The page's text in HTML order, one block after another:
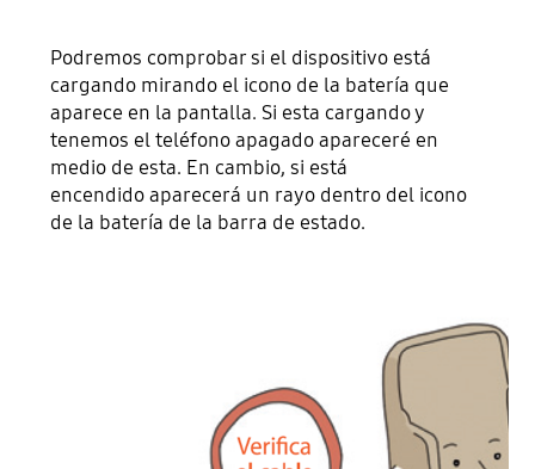
Podremos comprobar si el dispositivo está
cargando mirando el icono de la batería que
aparece en la pantalla. Si esta cargando y
tenemos el teléfono apagado apareceré en
medio de esta. En cambio, si está
encendido aparecerá un rayo dentro del icono
de la batería de la barra de estado.